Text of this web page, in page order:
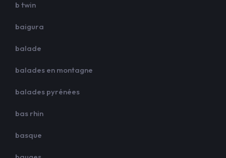
b twin
baigura
balade
balades en montagne
balades pyrénées
bas rhin
basque